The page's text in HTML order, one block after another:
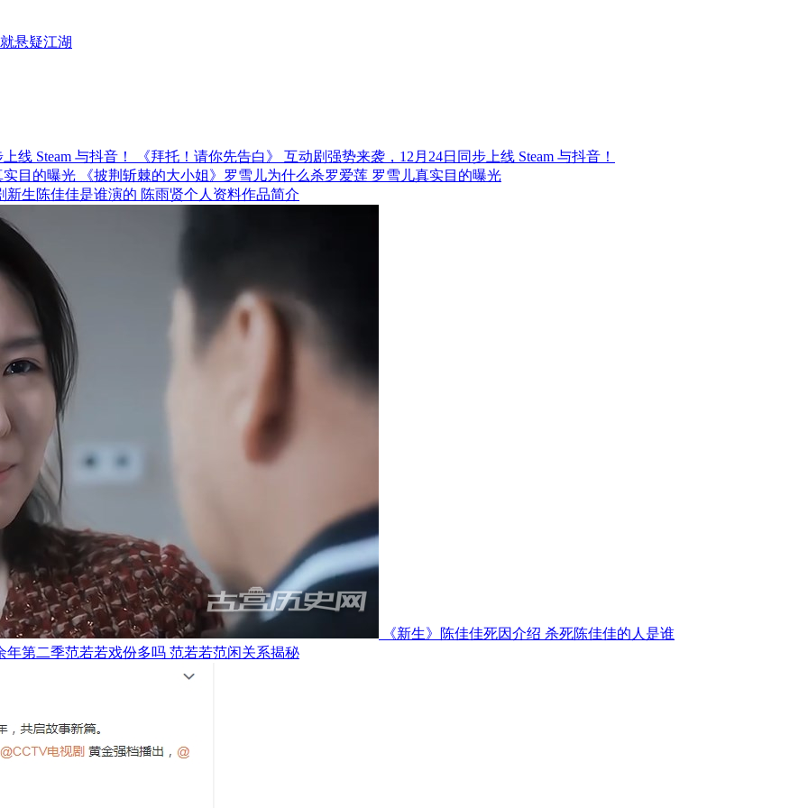
悬疑江湖
《拜托！请你先告白》 互动剧强势来袭，12月24日同步上线 Steam 与抖音！
《披荆斩棘的大小姐》罗雪儿为什么杀罗爱莲 罗雪儿真实目的曝光
新生陈佳佳是谁演的 陈雨贤个人资料作品简介
《新生》陈佳佳死因介绍 杀死陈佳佳的人是谁
年第二季范若若戏份多吗 范若若范闲关系揭秘